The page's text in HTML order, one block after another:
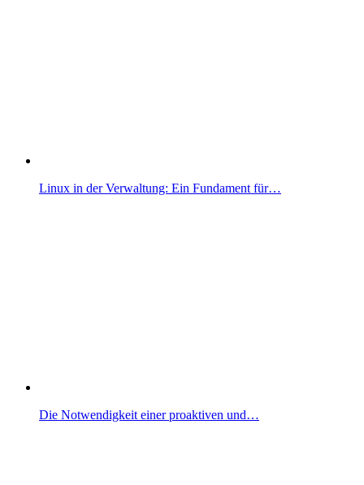
Linux in der Verwaltung: Ein Fundament für…
Die Notwendigkeit einer proaktiven und…